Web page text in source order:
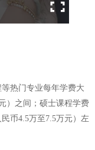
热门专业每年学费大
）之间；硕士课程学费
币4.5万至7.5万元）左